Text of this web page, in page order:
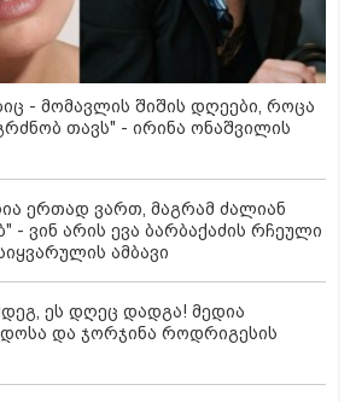
- მომავლის შიშის დღეები, როცა
თავს" - ირინა ონაშვილის
ერთად ვართ, მაგრამ ძალიან
- ვინ არის ევა ბარბაქაძის რჩეული
ამბავი
ეს დღეც დადგა! მედია
და ჯორჯინა როდრიგესის